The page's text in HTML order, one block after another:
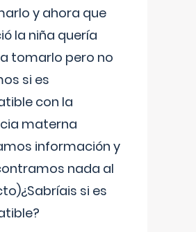
y ahora que
la niña quería
tomarlo pero no
si es
con la
materna
información y
nada al
si es